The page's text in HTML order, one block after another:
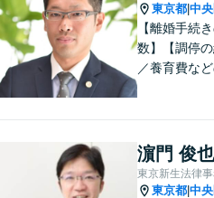
東京都 中
【離婚手続
数】【調停
／養育費な
に真摯に向き
ポート。性別
お気軽にご
濵門 俊
東京新生法律
東京都 中